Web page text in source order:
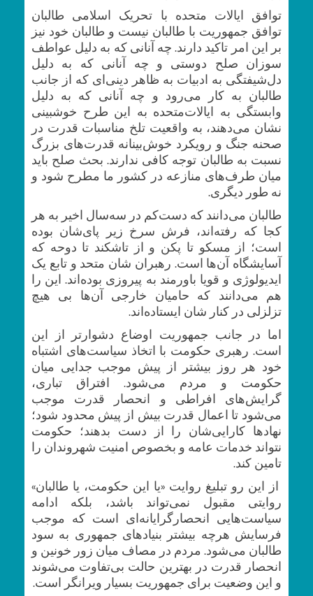
توافق ایالات متحده با تحریک اسلامی طالبان
توافق جمهوریت با طالبان نیست و طالبان خود نیز
بر این امر تاکید دارند. چه آنانی که به دلیل عواطف
سوزان صلح دوستی و چه آنانی که به دلیل
دل‌شیفتگی به ادبیات به ظاهر دینی‌ای که از جانب
طالبان به کار می‌رود و چه آنانی که به دلیل
وابستگی به ایالات‌متحده به این طرح خوشبینی
نشان می‌دهند، به واقعیت تلخ مناسبات قدرت در
صحنه جنگ و رویکرد خوش‌بینانه قدرت‌های بزرگ
نسبت به طالبان توجه کافی ندارند. بحث صلح باید
میان طرف‌های منازعه در کشور ما مطرح ‌شود و
نه طور دیگری.
طالبان می‌دانند که دست‌کم در سه‌سال اخیر به هر
کجا که رفته‌اند، فرش سرخ زیر پای‌شان بوده
است؛ از مسکو تا پکن و از تاشکند تا دوحه که
آسایشگاه آن‌ها است. رهبران شان متحد و تابع یک
ایدیولوژی و قویا باورمند به پیروزی بوده‌اند. این را
هم می‌دانند که حامیان خارجی آن‌ها بی‌ هیچ
تزلزلی در کنار شان ایستاده‌اند.
اما در جانب جمهوریت اوضاع دشوار‌تر از این
است. رهبری حکومت با اتخاذ سیاست‌های اشتباه
خود هر روز بیشتر از پیش موجب جدایی میان
حکومت و مردم می‌شود. افتراق تباری،
گرایش‌های افراطی و انحصار قدرت موجب
می‌شود تا اعمال قدرت بیش از پیش محدود شود؛
نهاد‌ها کارایی‌شان را از دست بدهند؛ حکومت
نتواند خدمات عامه و بخصوص امنیت شهروندان را
تامین کند.
از این رو تبلیغ روایت «یا این حکومت، یا طالبان»
روایتی مقبول نمی‌تواند باشد، بلکه ادامه
سیاست‌هایی انحصار‌گرایانه‌ای است که موجب
فرسایش هرچه بیشتر بنیاد‌های جمهوری به سود
طالبان می‌شود. مردم در مصاف میان زور خونین و
انحصار قدرت در بهترین حالت بی‌تفاوت می‌شوند
و این وضعیت برای جمهوریت بسیار ویرانگر است.